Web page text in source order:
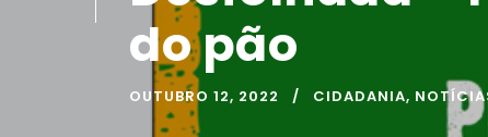
do pão
OUTUBRO 12, 2022 CIDADANIA,